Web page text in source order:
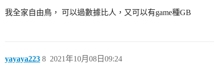
我全家自由鳥， 可以過數據比人，又可以有game種GB
yayaya223 2021年10月08日09:24
8